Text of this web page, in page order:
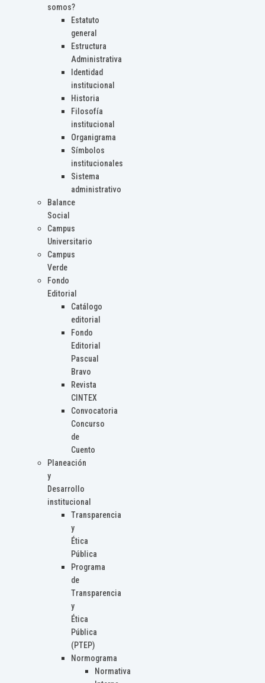
somos?
Estatuto
general
Estructura
Administrativa
Identidad
institucional
Historia
Filosofía
institucional
Organigrama
Símbolos
institucionales
Sistema
administrativo
Balance
Social
Campus
Universitario
Campus
Verde
Fondo
Editorial
Catálogo
editorial
Fondo
Editorial
Pascual
Bravo
Revista
CINTEX
Convocatoria
Concurso
de
Cuento
Planeación
y
Desarrollo
institucional
Transparencia
y
Ética
Pública
Programa
de
Transparencia
y
Ética
Pública
(PTEP)
Normograma
Normativa